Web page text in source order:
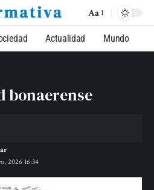
Aa
Actualidad Mundo
bonaerense
2026 16:34